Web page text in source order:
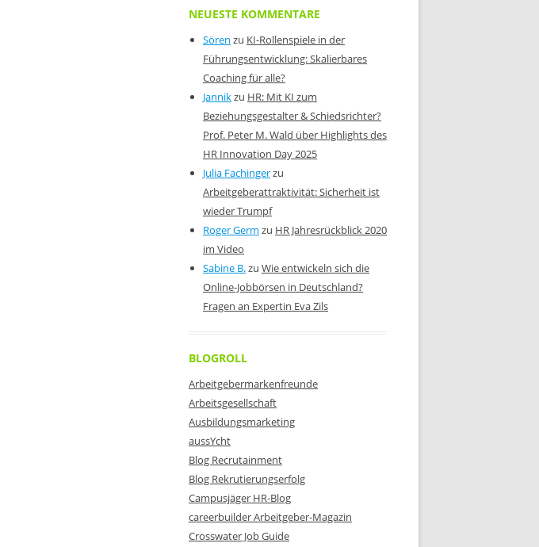
NEUESTE KOMMENTARE
Sören zu KI-Rollenspiele in der
Führungsentwicklung: Skalierbares
Coaching für alle?
Jannikzu HR: Mit KI zum
Beziehungsgestalter & Schiedsrichter?
Prof. Peter M. Wald über Highlights des
HR Innovation Day 2025
Julia Fachingerzu
Arbeitgeberattraktivität: Sicherheit ist
wieder Trumpf
Roger Germ zu HR Jahresrückblick 2020
im Video
Sabine B.zu Wie entwickeln sich die
Online-Jobbörsen in Deutschland?
Fragen an Expertin Eva Zils
BLOGROLL
Arbeitgebermarkenfreunde
Arbeitsgesellschaft
Ausbildungsmarketing
aussYcht
Blog Recrutainment
Blog Rekrutierungserfolg
Campusjäger HR-Blog
careerbuilder Arbeitgeber-Magazin
Crosswater Job Guide